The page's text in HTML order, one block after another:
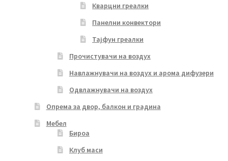
Кварцни греалки
Панелни конвектори
Тајфун греалки
Прочистувачи на воздух
Навлажнувачи на воздух и арома дифузери
Одвлажнувачи на воздух
Опрема за двор, балкон и градина
Мебел
Бироа
Клуб маси